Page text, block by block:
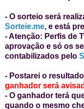
- O sorteio será
Sorteie.me, e está
- Atenção: Perfis de
aprovação e só os
contabilizados pelo
- Postarei o
ganhador será
- O ganhador terá
quando o mesmo